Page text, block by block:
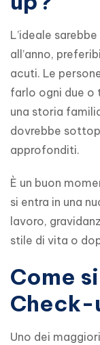
L’ideale
all’anno,
acuti. Le
farlo ogni due o
una storia
dovrebbe
approfonditi.
È un buon
si entra in una
lavoro,
stile di vita o
Come
Check-
Uno dei